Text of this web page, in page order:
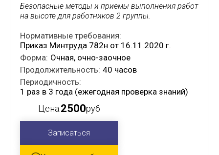
Безопасные методы и приемы выполнения работ
на высоте для работников 2 группы.
Нормативные требования:
Приказ Минтруда 782н от 16.11.2020 г.
Форма: Очная, очно-заочное
Продолжительность: 40 часов
Периодичность:
1 раз в 3 года (ежегодная проверка знаний)
Цена:2500руб
Записаться